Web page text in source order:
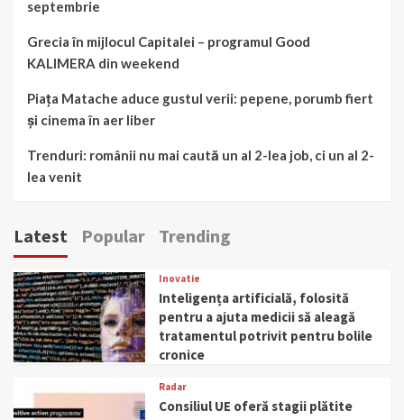
septembrie
Grecia în mijlocul Capitalei – programul Good
KALIMERA din weekend
Piața Matache aduce gustul verii: pepene, porumb fiert
și cinema în aer liber
Trenduri: românii nu mai caută un al 2-lea job, ci un al 2-
lea venit
Latest Popular Trending
Inovatie
Inteligența artificială, folosită
pentru a ajuta medicii să aleagă
tratamentul potrivit pentru bolile
cronice
Radar
Consiliul UE oferă stagii plătite